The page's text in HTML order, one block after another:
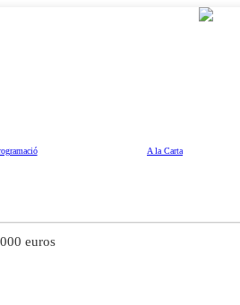
A la Carta
euros